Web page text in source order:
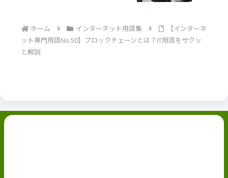
ホーム インターネット用語集
【インターネ
ット専門用語No.50】ブロックチェーンとは？IT用語をサクッ
と解説